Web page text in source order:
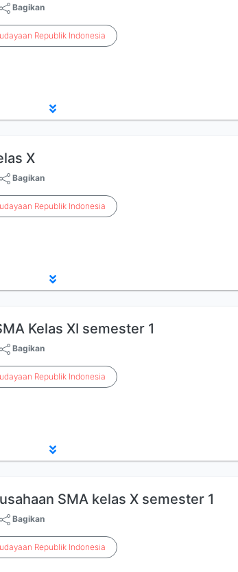
Bagikan
Republik Indonesia
X
Bagikan
Republik Indonesia
Kelas XI semester 1
Bagikan
Republik Indonesia
SMA kelas X semester 1
Bagikan
Republik Indonesia